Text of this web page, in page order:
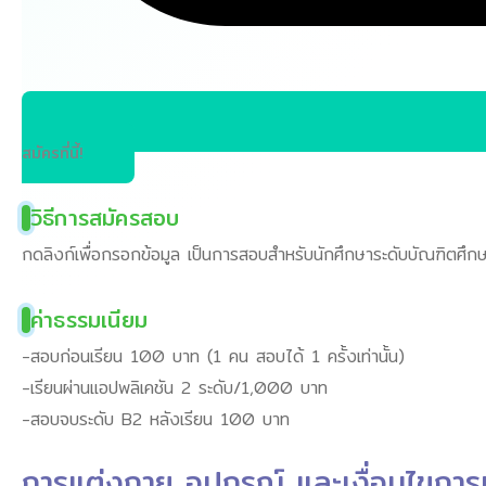
สมัครที่นี้!
วิธีการสมัครสอบ
กดลิงก์เพื่อกรอกข้อมูล เป็นการสอบสำหรับนักศึกษาระดับบัณฑิตศึกษ
ค่าธรรมเนียม
-สอบก่อนเรียน 100 บาท (1 คน สอบได้ 1 ครั้งเท่านั้น)
-เรียนผ่านแอปพลิเคชัน 2 ระดับ/1,000 บาท
-สอบจบระดับ B2 หลังเรียน 100 บาท